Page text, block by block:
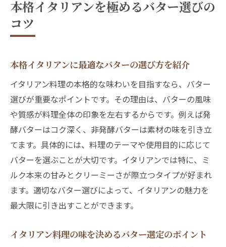
探る
類
イタリア土産に人気のバター、選び方と楽しみ
方
イタリアン好きに人気のバター土産選びの
コツ
イタリアバターのお土産で喜ばれる理由と
選び方
イタリアンバター土産のおすすめの楽しみ
方
方
本格イタリアンを極めるバター選びの
コツ
本格イタリアンに最適なバターの選び方を紹介
イタリアン料理の本格的な味わいを目指すなら、バター
選びが重要なポイントです。その理由は、バターの風味
や質感が料理全体の印象を左右するからです。例えば発
酵バターはコク深く、非発酵バターは素材の味を引き立
てます。具体的には、料理のテーマや使用目的に応じて
バターを選ぶことが大切です。イタリアンでは特に、ミ
ルク本来の甘みとクリーミーさが際立つタイプが好まれ
ます。適切なバター選びによって、イタリアンの魅力を
最大限に引き出すことができます。
イタリアン料理の味を決めるバター選定のポイント